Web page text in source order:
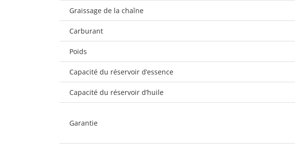
Graissage de la chaîne
Carburant
Poids
Capacité du réservoir d’essence
Capacité du réservoir d’huile
Garantie